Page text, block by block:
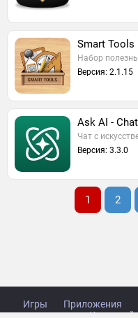
Smart Tools
Набор
Версия: 2.1.15
Ask AI -
Чат с
Версия: 3.3.0
1 2
Игры Приложения
Карта